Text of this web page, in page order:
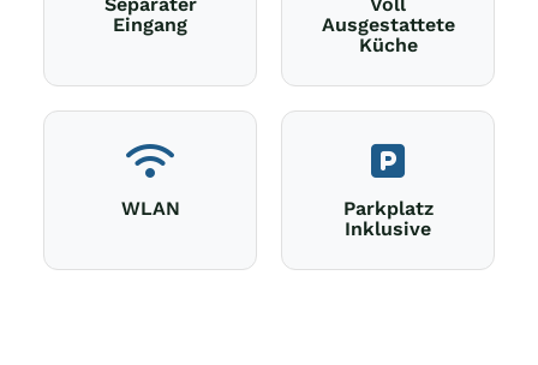
Eingang
Ausgestattete
Küche
WLAN
Parkplatz
Inklusive